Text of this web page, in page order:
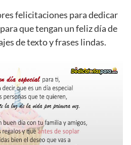
felicitaciones para dedicar
que tengan un feliz día de
de texto y frases lindas.